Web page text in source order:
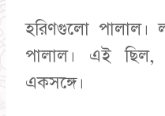
হরিণগুলো পালাল।
পালাল। এই
একসঙ্গে।